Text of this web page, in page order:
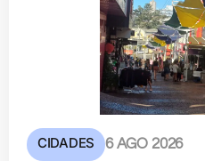
CIDADES 6 AGO 2026